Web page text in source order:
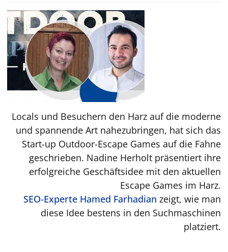
H
T
:
M
a
n
u
e
l
L
o
j
l
i
Locals und Besuchern den Harz auf die moderne
und spannende Art nahezubringen, hat sich das
Start-up Outdoor-Escape Games auf die Fahne
geschrieben. Nadine Herholt präsentiert ihre
erfolgreiche Geschäftsidee mit den aktuellen
Escape Games im Harz.
SEO-Experte Hamed Farhadian zeigt, wie man
diese Idee bestens in den Suchmaschinen
platziert.